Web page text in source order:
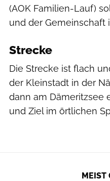
(AOK Familien-Lauf)
und der Gemeinschaft
Strecke
Die Strecke ist flach
der Kleinstadt in der
dann am Dämeritzsee
und Ziel im örtlichen
MEIST